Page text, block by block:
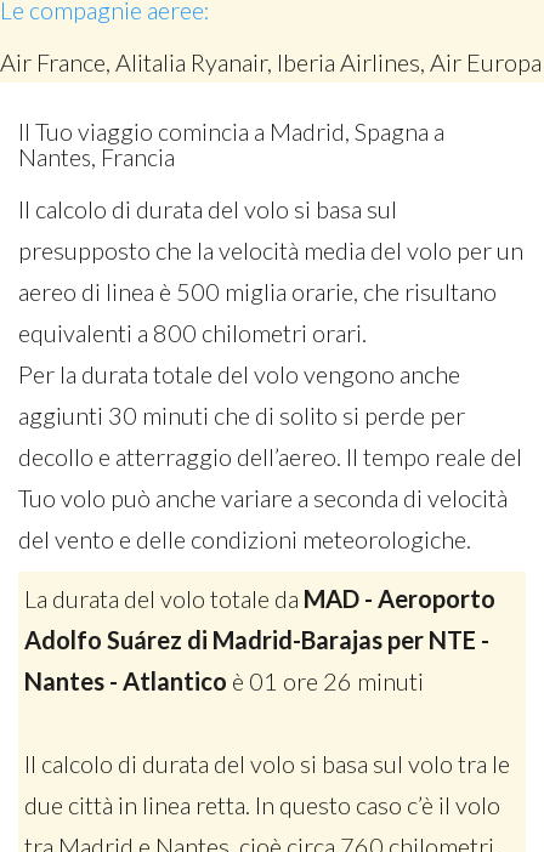
Le compagnie aeree:
Air France, Alitalia Ryanair, Iberia Airlines, Air Europa
Il Tuo viaggio comincia a Madrid, Spagna a
Nantes, Francia
Il calcolo di durata del volo si basa sul
presupposto che la velocità media del volo per un
aereo di linea è 500 miglia orarie, che risultano
equivalenti a 800 chilometri orari.
Per la durata totale del volo vengono anche
aggiunti 30 minuti che di solito si perde per
decollo e atterraggio dell’aereo. Il tempo reale del
Tuo volo può anche variare a seconda di velocità
del vento e delle condizioni meteorologiche.
La durata del volo totale da MAD - Aeroporto
Adolfo Suárez di Madrid-Barajas per NTE -
Nantes - Atlantico è 01 ore 26 minuti
Il calcolo di durata del volo si basa sul volo tra le
due città in linea retta. In questo caso c’è il volo
tra Madrid e Nantes, cioè circa 760 chilometri.